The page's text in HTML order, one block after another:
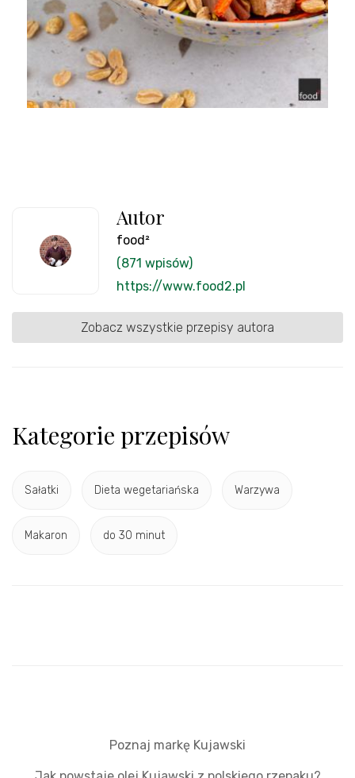
Autor
food²
(871 wpisów)
https://www.food2.pl
Zobacz wszystkie przepisy autora
Kategorie przepisów
Sałatki Dieta wegetariańska Warzywa
Makaron do 30 minut
Poznaj markę Kujawski